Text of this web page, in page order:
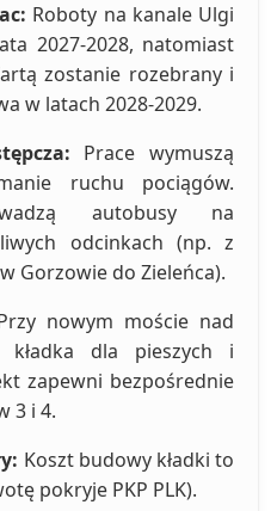
Roboty na kanale Ulgi
2027-2028, natomiast
zostanie rozebrany i
w latach 2028-2029.
Prace wymuszą
ruchu pociągów.
autobusy na
odcinkach (np. z
Gorzowie do Zieleńca).
nowym moście nad
kładka dla pieszych i
zapewni bezpośrednie
3 i 4.
Koszt budowy kładki to
pokryje PKP PLK).